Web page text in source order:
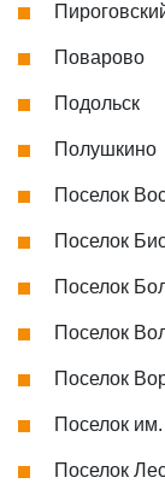
Поварово
Подольск
Полушкино
Поселок
Поселок
Поселок
Поселок
Поселок
Поселок
Поселок